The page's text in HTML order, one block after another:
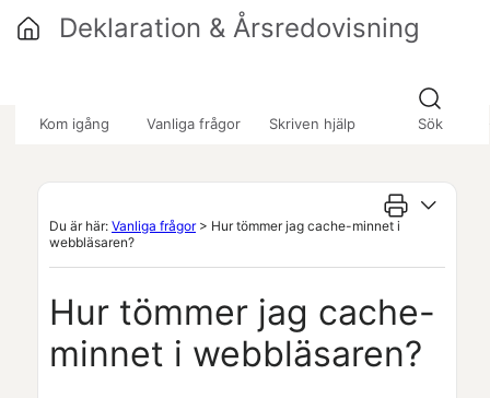
Hoppa över till huvudinnehåll
Kom igång Vanliga frågor Skriven hjälp Sök
Deklaration & Årsredovisning
Du är här: Vanliga frågor> Hur tömmer jag cache-minnet i
webbläsaren?
Hur tömmer jag cache-
minnet i webbläsaren?